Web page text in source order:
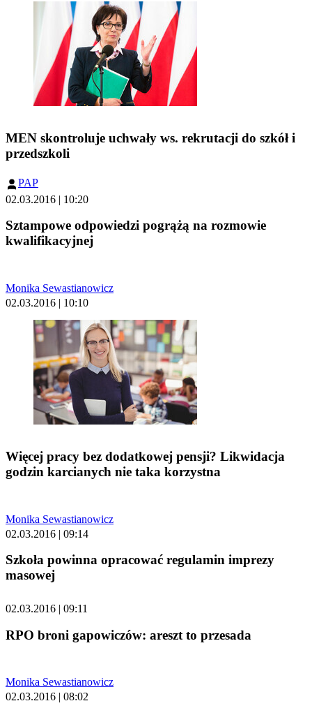
MEN skontroluje uchwały ws. rekrutacji do szkół i
przedszkoli
PAP
02.03.2016 | 10:20
Sztampowe odpowiedzi pogrążą na rozmowie
kwalifikacyjnej
Monika Sewastianowicz
02.03.2016 | 10:10
Więcej pracy bez dodatkowej pensji? Likwidacja
godzin karcianych nie taka korzystna
Monika Sewastianowicz
02.03.2016 | 09:14
Szkoła powinna opracować regulamin imprezy
masowej
02.03.2016 | 09:11
RPO broni gapowiczów: areszt to przesada
Monika Sewastianowicz
02.03.2016 | 08:02